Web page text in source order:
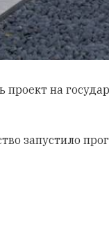
проект на
запустило